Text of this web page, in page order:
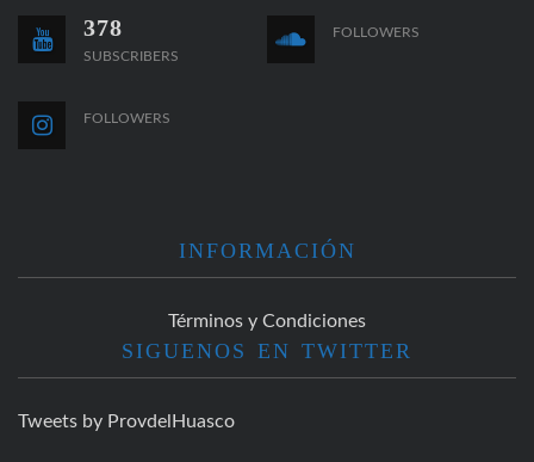
378
SUBSCRIBERS
FOLLOWERS
FOLLOWERS
INFORMACIÓN
Términos y Condiciones
SIGUENOS EN TWITTER
Tweets by ProvdelHuasco